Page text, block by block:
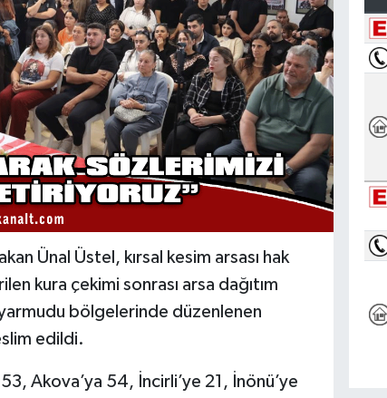
Ünal Üstel, kırsal kesim arsası hak
kura çekimi sonrası arsa dağıtım
bölgelerinde düzenlenen
edildi.
Akova’ya 54, İncirli’ye 21, İnönü’ye